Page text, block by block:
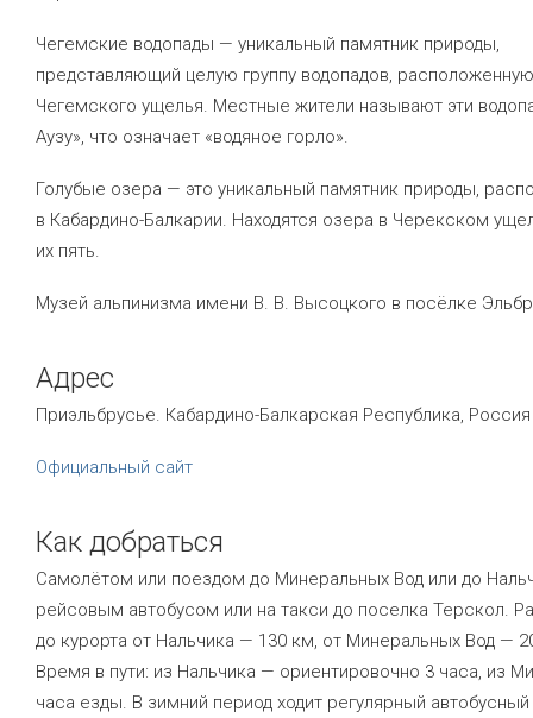
Чегемские водопады — уникальный памятник природы,
представляющий целую группу водопадов,
Чегемского ущелья. Местные жители называют эти
Аузу», что означает «водяное горло».
Голубые озера — это уникальный памятник природы,
в Кабардино-Балкарии. Находятся озера в Черекском
их пять.
Музей альпинизма имени В. В. Высоцкого в посёлке
Адрес
Приэльбрусье. Кабардино-Балкарская Республика, Россия
Официальный сайт
Как добраться
Самолётом или поездом до Минеральных Вод или до
рейсовым автобусом или на такси до поселка Терскол.
до курорта от Нальчика — 130 км, от Минеральных Вод —
Время в пути: из Нальчика — ориентировочно 3 часа, из
часа езды. В зимний период ходит регулярный